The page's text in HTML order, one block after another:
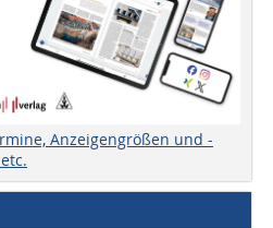
Anzeigengrößen und -